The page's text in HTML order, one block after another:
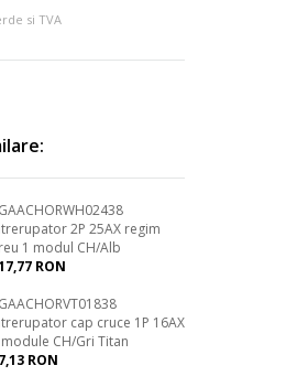
si TVA
2P 25AX regim
1 modul CH/Alb
RON
cap cruce 1P 16AX
CH/Gri Titan
RON